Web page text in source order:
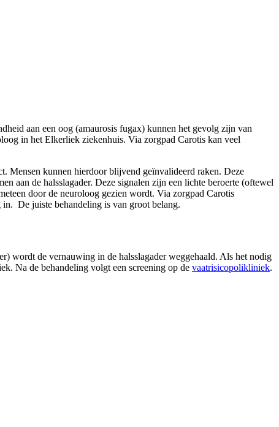
aan een oog (amaurosis fugax) kunnen het gevolg zijn van
in het Elkerliek ziekenhuis. Via zorgpad Carotis kan veel
Mensen kunnen hierdoor blijvend geïnvalideerd raken. Deze
aan de halsslagader. Deze signalen zijn een lichte beroerte (oftewel
door de neuroloog gezien wordt. Via zorgpad Carotis
De juiste behandeling is van groot belang.
wordt de vernauwing in de halsslagader weggehaald. Als het nodig
Na de behandeling volgt een screening op de vaatrisicopolikliniek.